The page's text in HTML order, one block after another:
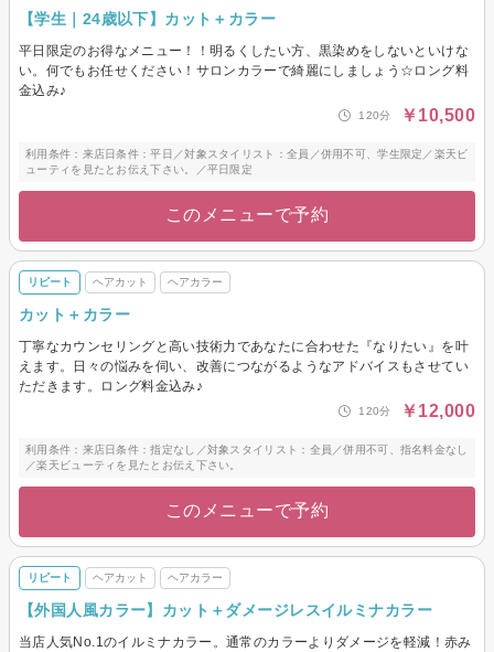
【学生｜24歳以下】カット＋カラー
平日限定のお得なメニュー！！明るくしたい方、黒染めをしないといけな
い。何でもお任せください！サロンカラーで綺麗にしましょう☆ロング料
金込み♪
120分 ￥10,500
利用条件：来店日条件：平日／対象スタイリスト：全員／併用不可、学生限定／楽天ビ
ューティを見たとお伝え下さい。／平日限定
このメニューで予約
リピート ヘアカット ヘアカラー
カット＋カラー
丁寧なカウンセリングと高い技術力であなたに合わせた『なりたい』を叶
えます。日々の悩みを伺い、改善につながるようなアドバイスもさせてい
ただきます。ロング料金込み♪
120分 ￥12,000
利用条件：来店日条件：指定なし／対象スタイリスト：全員／併用不可、指名料金なし
／楽天ビューティを見たとお伝え下さい。
このメニューで予約
リピート ヘアカット ヘアカラー
【外国人風カラー】カット＋ダメージレスイルミナカラー
当店人気No.1のイルミナカラー。通常のカラーよりダメージを軽減！赤み